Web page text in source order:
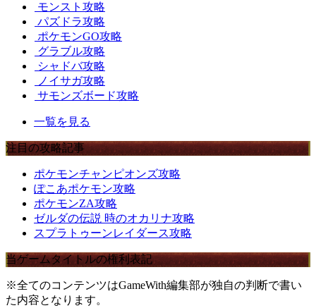
モンスト攻略
パズドラ攻略
ポケモンGO攻略
グラブル攻略
シャドバ攻略
ノイサガ攻略
サモンズボード攻略
一覧を見る
注目の攻略記事
ポケモンチャンピオンズ攻略
ぽこあポケモン攻略
ポケモンZA攻略
ゼルダの伝説 時のオカリナ攻略
スプラトゥーンレイダース攻略
当ゲームタイトルの権利表記
※全てのコンテンツはGameWith編集部が独自の判断で書い
た内容となります。